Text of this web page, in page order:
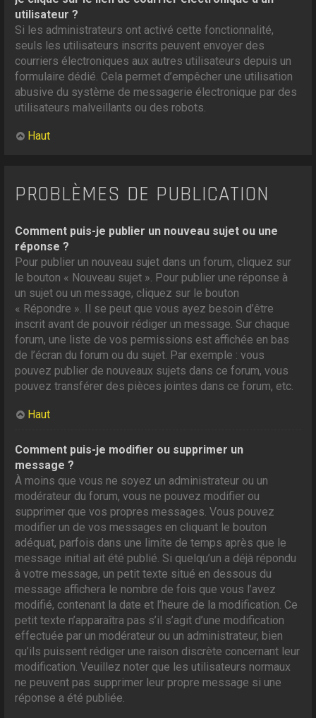
utilisateur ?
Si les administrateurs ont activé cette fonctionnalité,
seuls les utilisateurs inscrits peuvent envoyer des
courriers électroniques aux autres utilisateurs depuis un
formulaire dédié. Cela permet d’empêcher une utilisation
abusive du système de messagerie électronique par des
utilisateurs malveillants ou des robots.
Haut
PROBLÈMES DE PUBLICATION
Comment puis-je publier un nouveau sujet ou une
réponse ?
Pour publier un nouveau sujet dans un forum, cliquez sur
le bouton « Nouveau sujet ». Pour publier une réponse à
un sujet ou un message, cliquez sur le bouton
« Répondre ». Il se peut que vous ayez besoin d’être
inscrit avant de pouvoir rédiger un message. Sur chaque
forum, une liste de vos permissions est affichée en bas
de l’écran du forum ou du sujet. Par exemple : vous
pouvez publier de nouveaux sujets dans ce forum, vous
pouvez transférer des pièces jointes dans ce forum, etc.
Haut
Comment puis-je modifier ou supprimer un
message ?
À moins que vous ne soyez un administrateur ou un
modérateur du forum, vous ne pouvez modifier ou
supprimer que vos propres messages. Vous pouvez
modifier un de vos messages en cliquant le bouton
adéquat, parfois dans une limite de temps après que le
message initial ait été publié. Si quelqu’un a déjà répondu
à votre message, un petit texte situé en dessous du
message affichera le nombre de fois que vous l’avez
modifié, contenant la date et l’heure de la modification. Ce
petit texte n’apparaîtra pas s’il s’agit d’une modification
effectuée par un modérateur ou un administrateur, bien
qu’ils puissent rédiger une raison discrète concernant leur
modification. Veuillez noter que les utilisateurs normaux
ne peuvent pas supprimer leur propre message si une
réponse a été publiée.